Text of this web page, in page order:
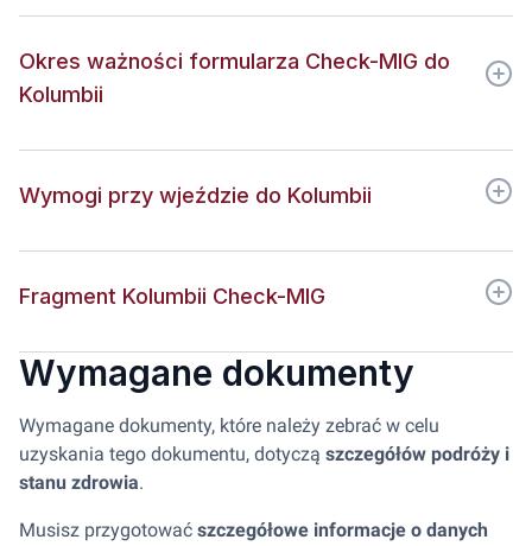
Okres ważności formularza Check-MIG do
Kolumbii
Wymogi przy wjeździe do Kolumbii
Fragment Kolumbii Check-MIG
Wymagane dokumenty
Wymagane dokumenty, które należy zebrać w celu
uzyskania tego dokumentu, dotyczą szczegółów podróży i
stanu zdrowia.
Musisz przygotować szczegółowe informacje o danych